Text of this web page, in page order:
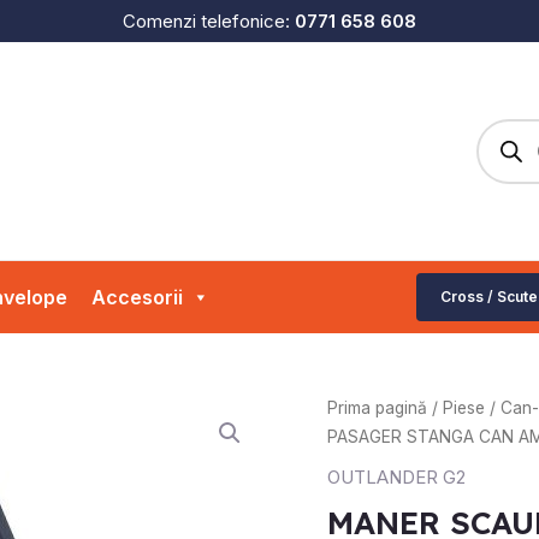
Comenzi telefonice: 0771 658 608
search
Accesorii Cross /
Prima pagină / Piese /
PASAGER STANGA CAN
OUTLANDER G2
MANER
Cantitate
MANER
STANGA